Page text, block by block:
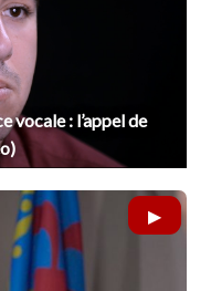
vocale : l’appel de